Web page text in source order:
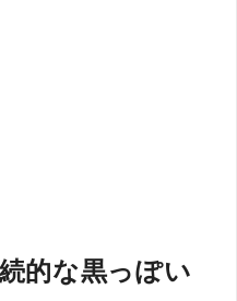
的な黒っぽい